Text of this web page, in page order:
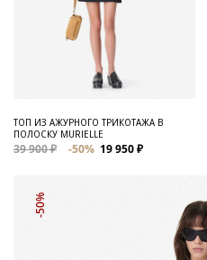
ТОП ИЗ АЖУРНОГО ТРИКОТАЖА В
ПОЛОСКУ MURIELLE
39 900 ₽ -50% 19 950 ₽
-50%